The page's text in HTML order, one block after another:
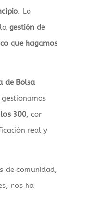
. Lo
gestión de
que hagamos
de Bolsa
300, con
real y
de comunidad,
nos ha